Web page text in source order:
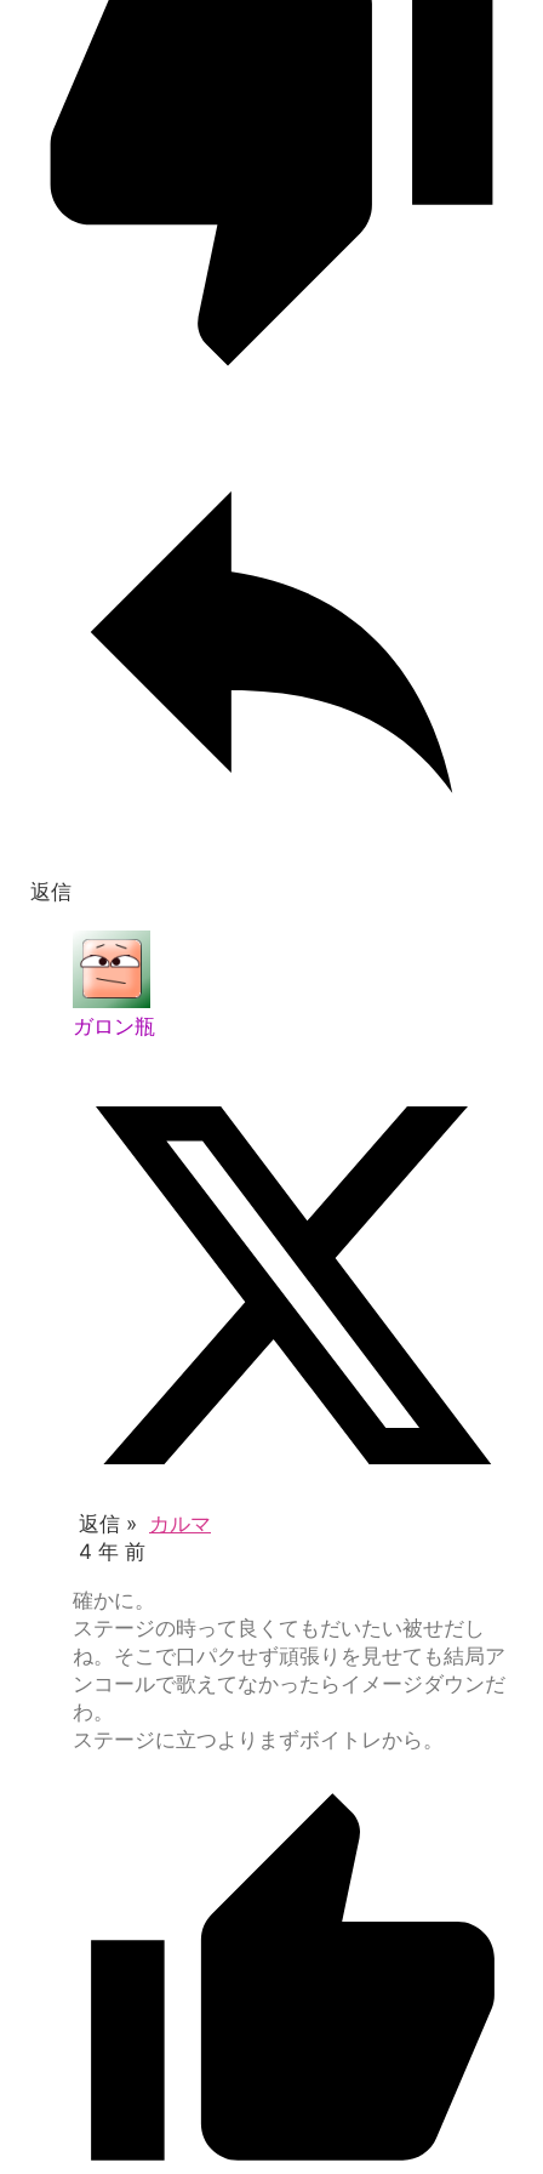
返信
ガロン瓶
返信 » カルマ
4 年 前
確かに。
ステージの時って良くてもだいたい被せだし
ね。そこで口パクせず頑張りを見せても結局ア
ンコールで歌えてなかったらイメージダウンだ
わ。
ステージに立つよりまずボイトレから。